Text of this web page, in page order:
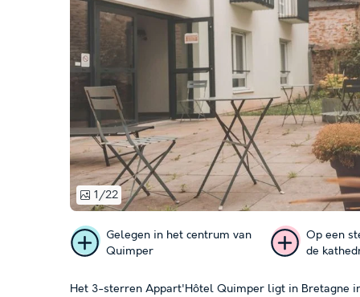
1/22
Gelegen in het centrum van
Quimper
Op een
de
Het 3-sterren Appart'Hôtel Quimper ligt in Bretagne